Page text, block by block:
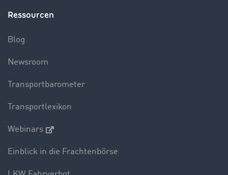
Ressourcen
Blog
Newsroom
Transportbarometer
Transportlexikon
Webinars
Einblick in die Frachtenbörse